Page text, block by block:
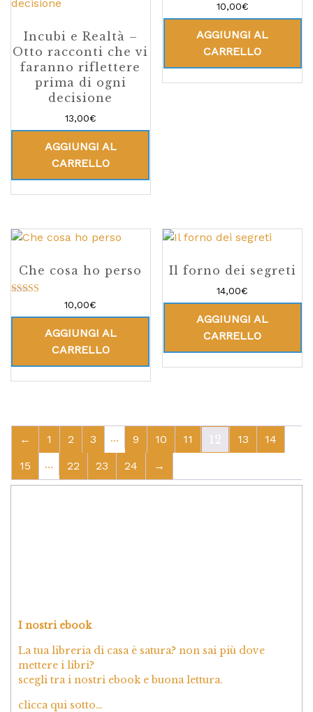
Incubi e Realtà –
Otto racconti che vi
faranno riflettere
prima di ogni
decisione
13,00€
AGGIUNGI AL
CARRELLO
10,00€
AGGIUNGI AL
CARRELLO
Che cosa ho perso
su 5
10,00€
AGGIUNGI AL
CARRELLO
Il forno dei segreti
14,00€
AGGIUNGI AL
CARRELLO
← 1 2 3 … 9 10 11 12 13
14
15
… 22 23 24 →
I nostri ebook
La tua libreria di casa è satura? non sai più dove
mettere i libri?
scegli tra i nostri ebook e buona lettura.
clicca qui sotto…